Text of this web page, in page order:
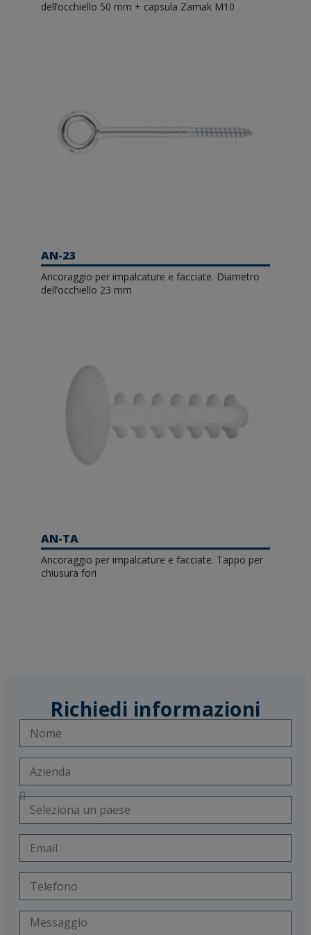
dell’occhiello 50 mm + capsula Zamak M10
AN-23
Ancoraggio per impalcature e facciate. Diametro
dell’occhiello 23 mm
AN-TA
Ancoraggio per impalcature e facciate. Tappo per
chiusura fori
Richiedi informazioni